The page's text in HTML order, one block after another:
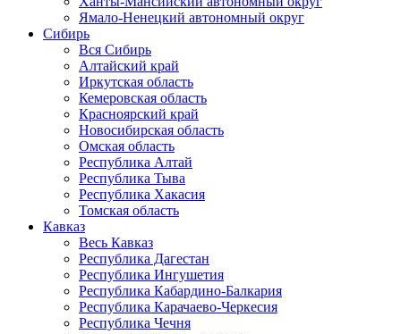
Ямало-Ненецкий автономный округ
Сибирь
Вся Сибирь
Алтайский край
Иркутская область
Кемеровская область
Красноярский край
Новосибирская область
Омская область
Республика Алтай
Республика Тыва
Республика Хакасия
Томская область
Кавказ
Весь Кавказ
Республика Дагестан
Республика Ингушетия
Республика Кабардино-Балкария
Республика Карачаево-Черкесия
Республика Чечня